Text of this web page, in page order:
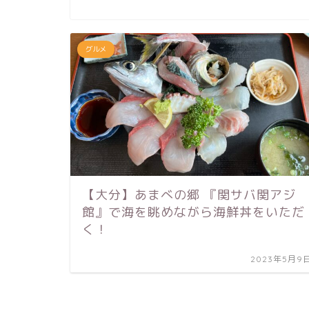
グルメ
【大分】あまべの郷 『関サバ関アジ
館』で海を眺めながら海鮮丼をいただ
く！
2023年5月9